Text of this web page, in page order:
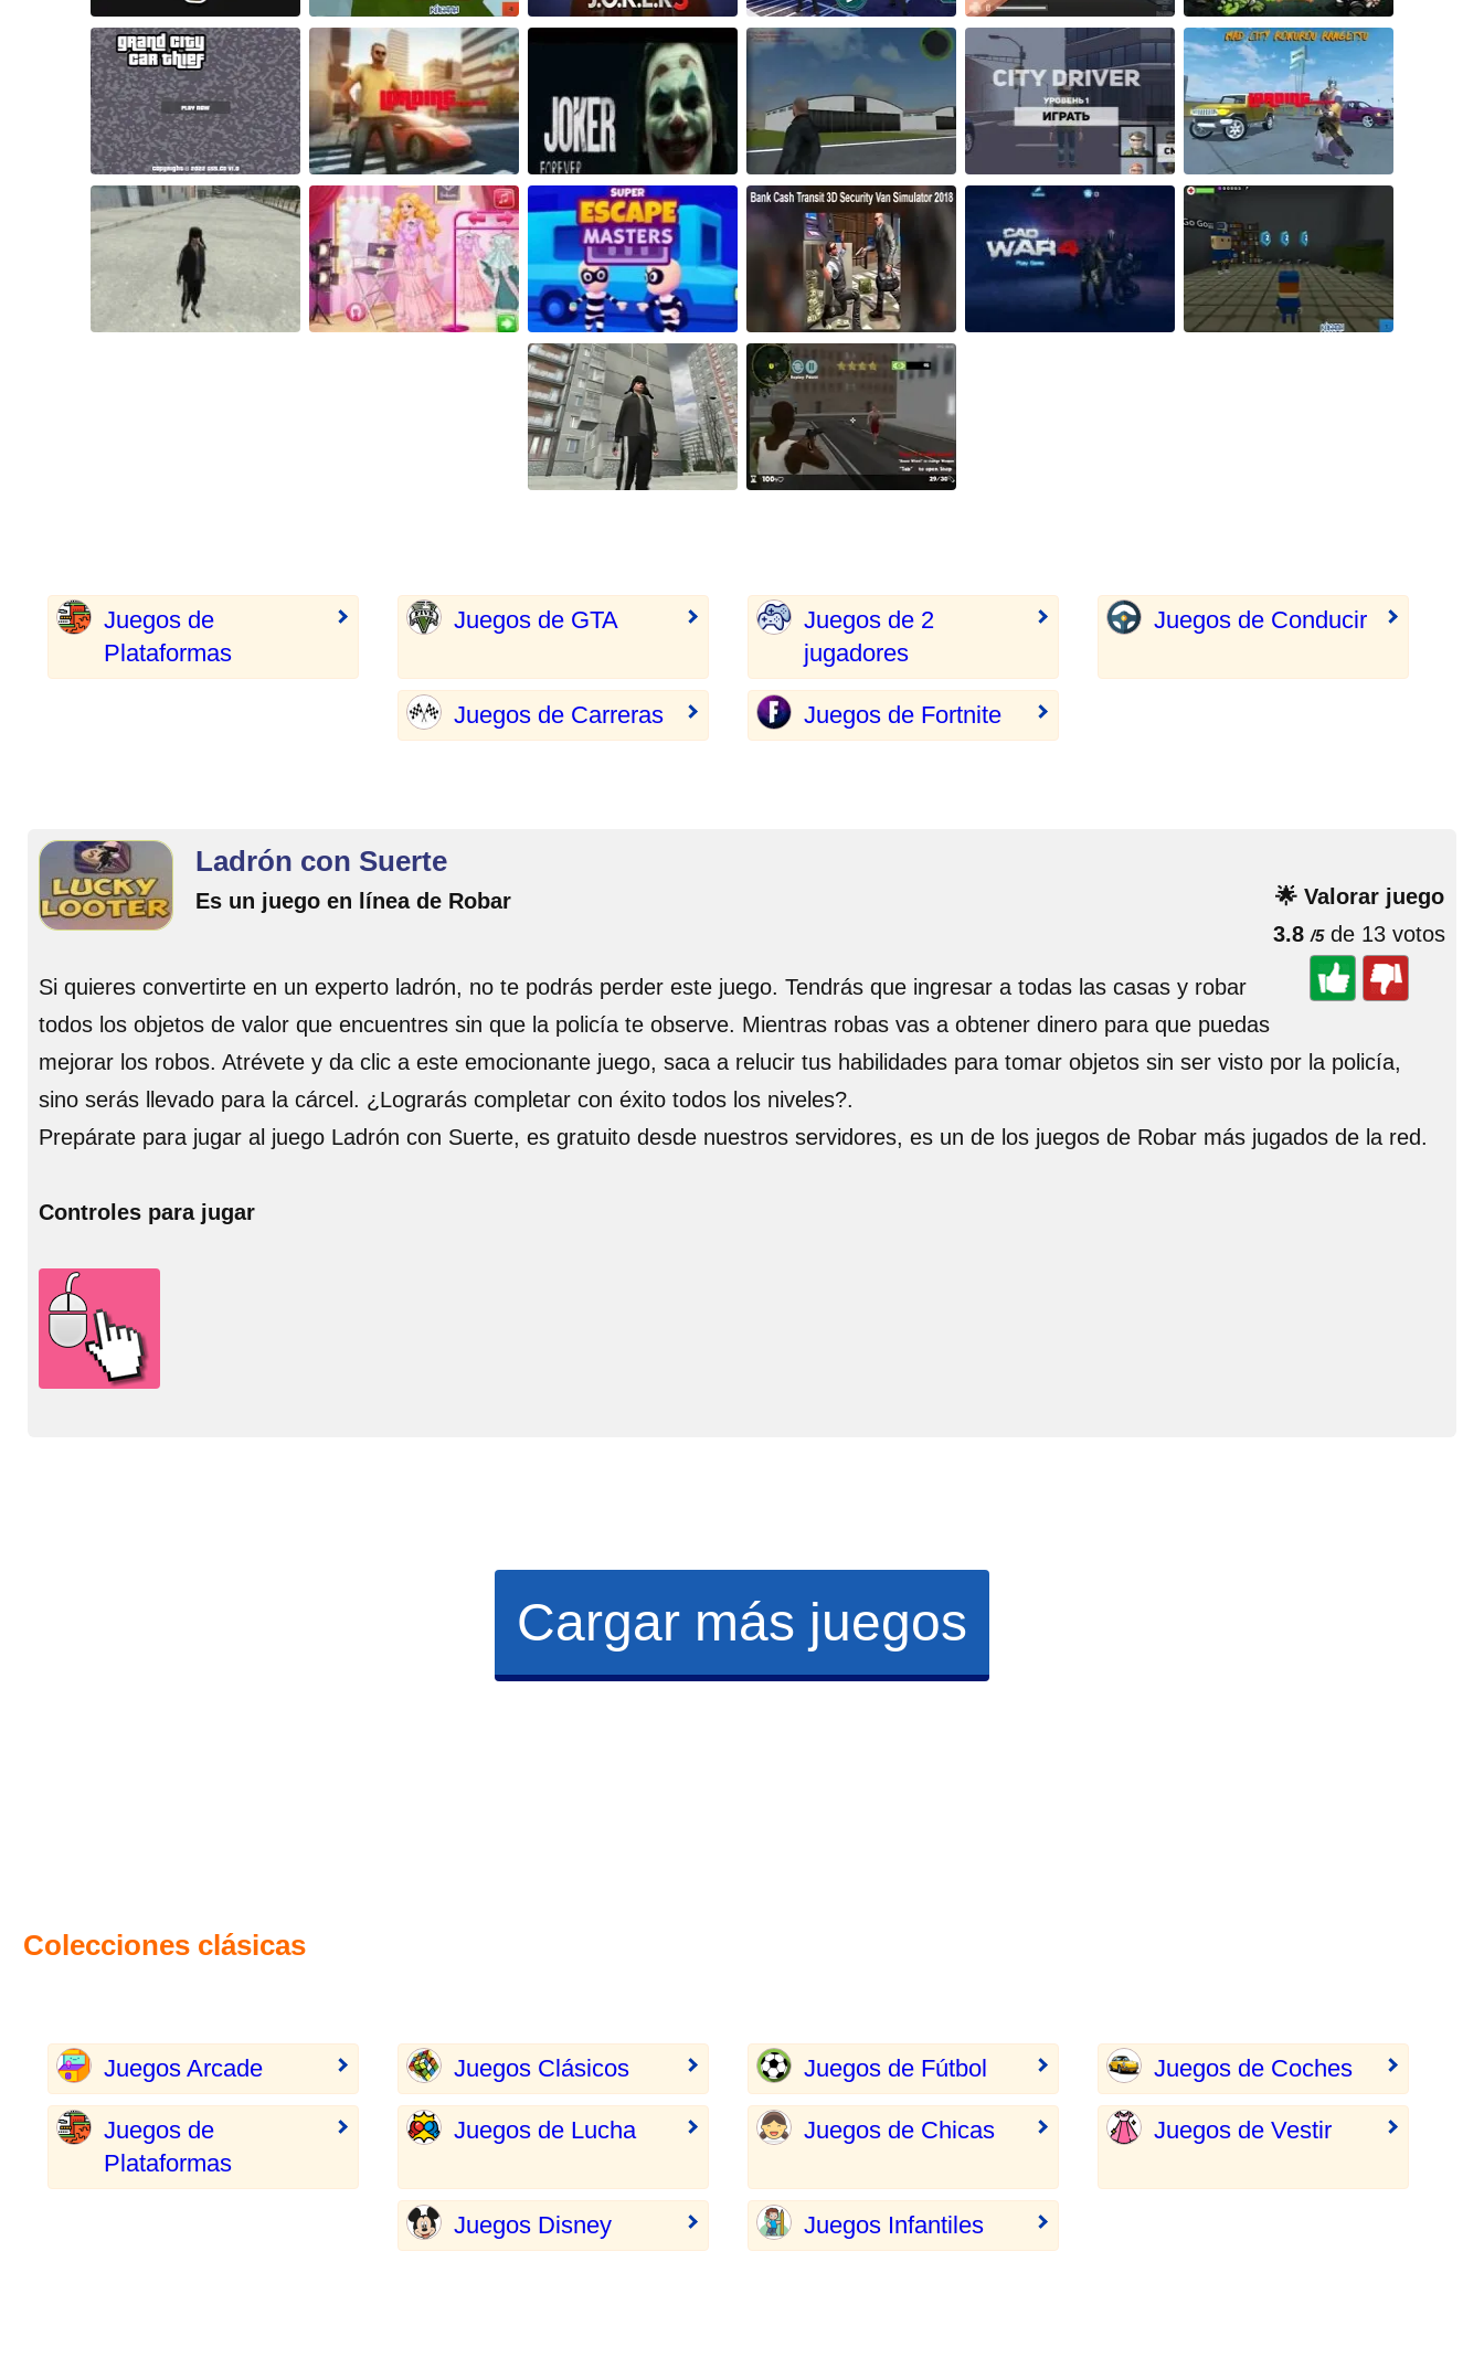
Juegos de
Plataformas
Juegos de GTA
Juegos de 2
jugadores
Juegos de Conducir
Juegos de Carreras Juegos de Fortnite
🌟 Valorar juego
3.8 /5de 13 votos
Ladrón con Suerte
Es un juego en línea de Robar
Si quieres convertirte en un experto ladrón, no te podrás perder este juego. Tendrás que ingresar a todas las casas y robar
todos los objetos de valor que encuentres sin que la policía te observe. Mientras robas vas a obtener dinero para que puedas
mejorar los robos. Atrévete y da clic a este emocionante juego, saca a relucir tus habilidades para tomar objetos sin ser visto por la policía,
sino serás llevado para la cárcel. ¿Lograrás completar con éxito todos los niveles?.
Prepárate para jugar al juego Ladrón con Suerte, es gratuito desde nuestros servidores, es un de los juegos de Robar más jugados de la red.
Controles para jugar
Cargar más juegos
Colecciones clásicas
Juegos Arcade Juegos Clásicos Juegos de Fútbol Juegos de Coches
Juegos de
Plataformas
Juegos de Lucha Juegos de Chicas Juegos de Vestir
Juegos Disney Juegos Infantiles